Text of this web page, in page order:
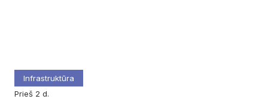
Infrastruktūra
prieš 2 d.